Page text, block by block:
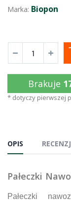
Marka: Biopon
Brakuje
* dotyczy pierwszej
OPIS
Pałeczki
Pałeczki